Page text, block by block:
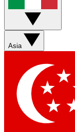
Asia